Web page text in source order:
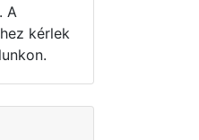
A
kérlek